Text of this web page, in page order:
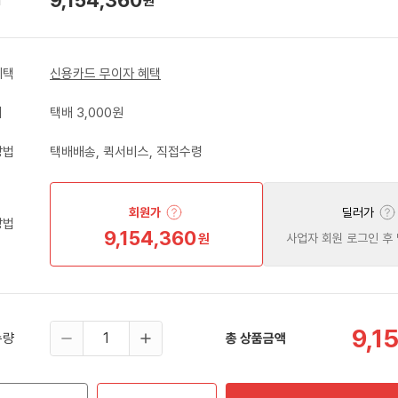
신용카드 무이자 혜택
택배 3,000원
택배배송, 퀵서비스, 직접수령
회원가
9,154,360원
딜러가
사업자 회원 로그인 후
량 총 상품금액